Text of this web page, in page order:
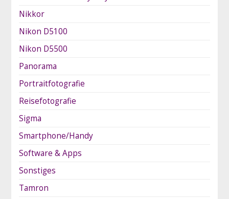
Nikkor
Nikon D5100
Nikon D5500
Panorama
Portraitfotografie
Reisefotografie
Sigma
Smartphone/Handy
Software & Apps
Sonstiges
Tamron